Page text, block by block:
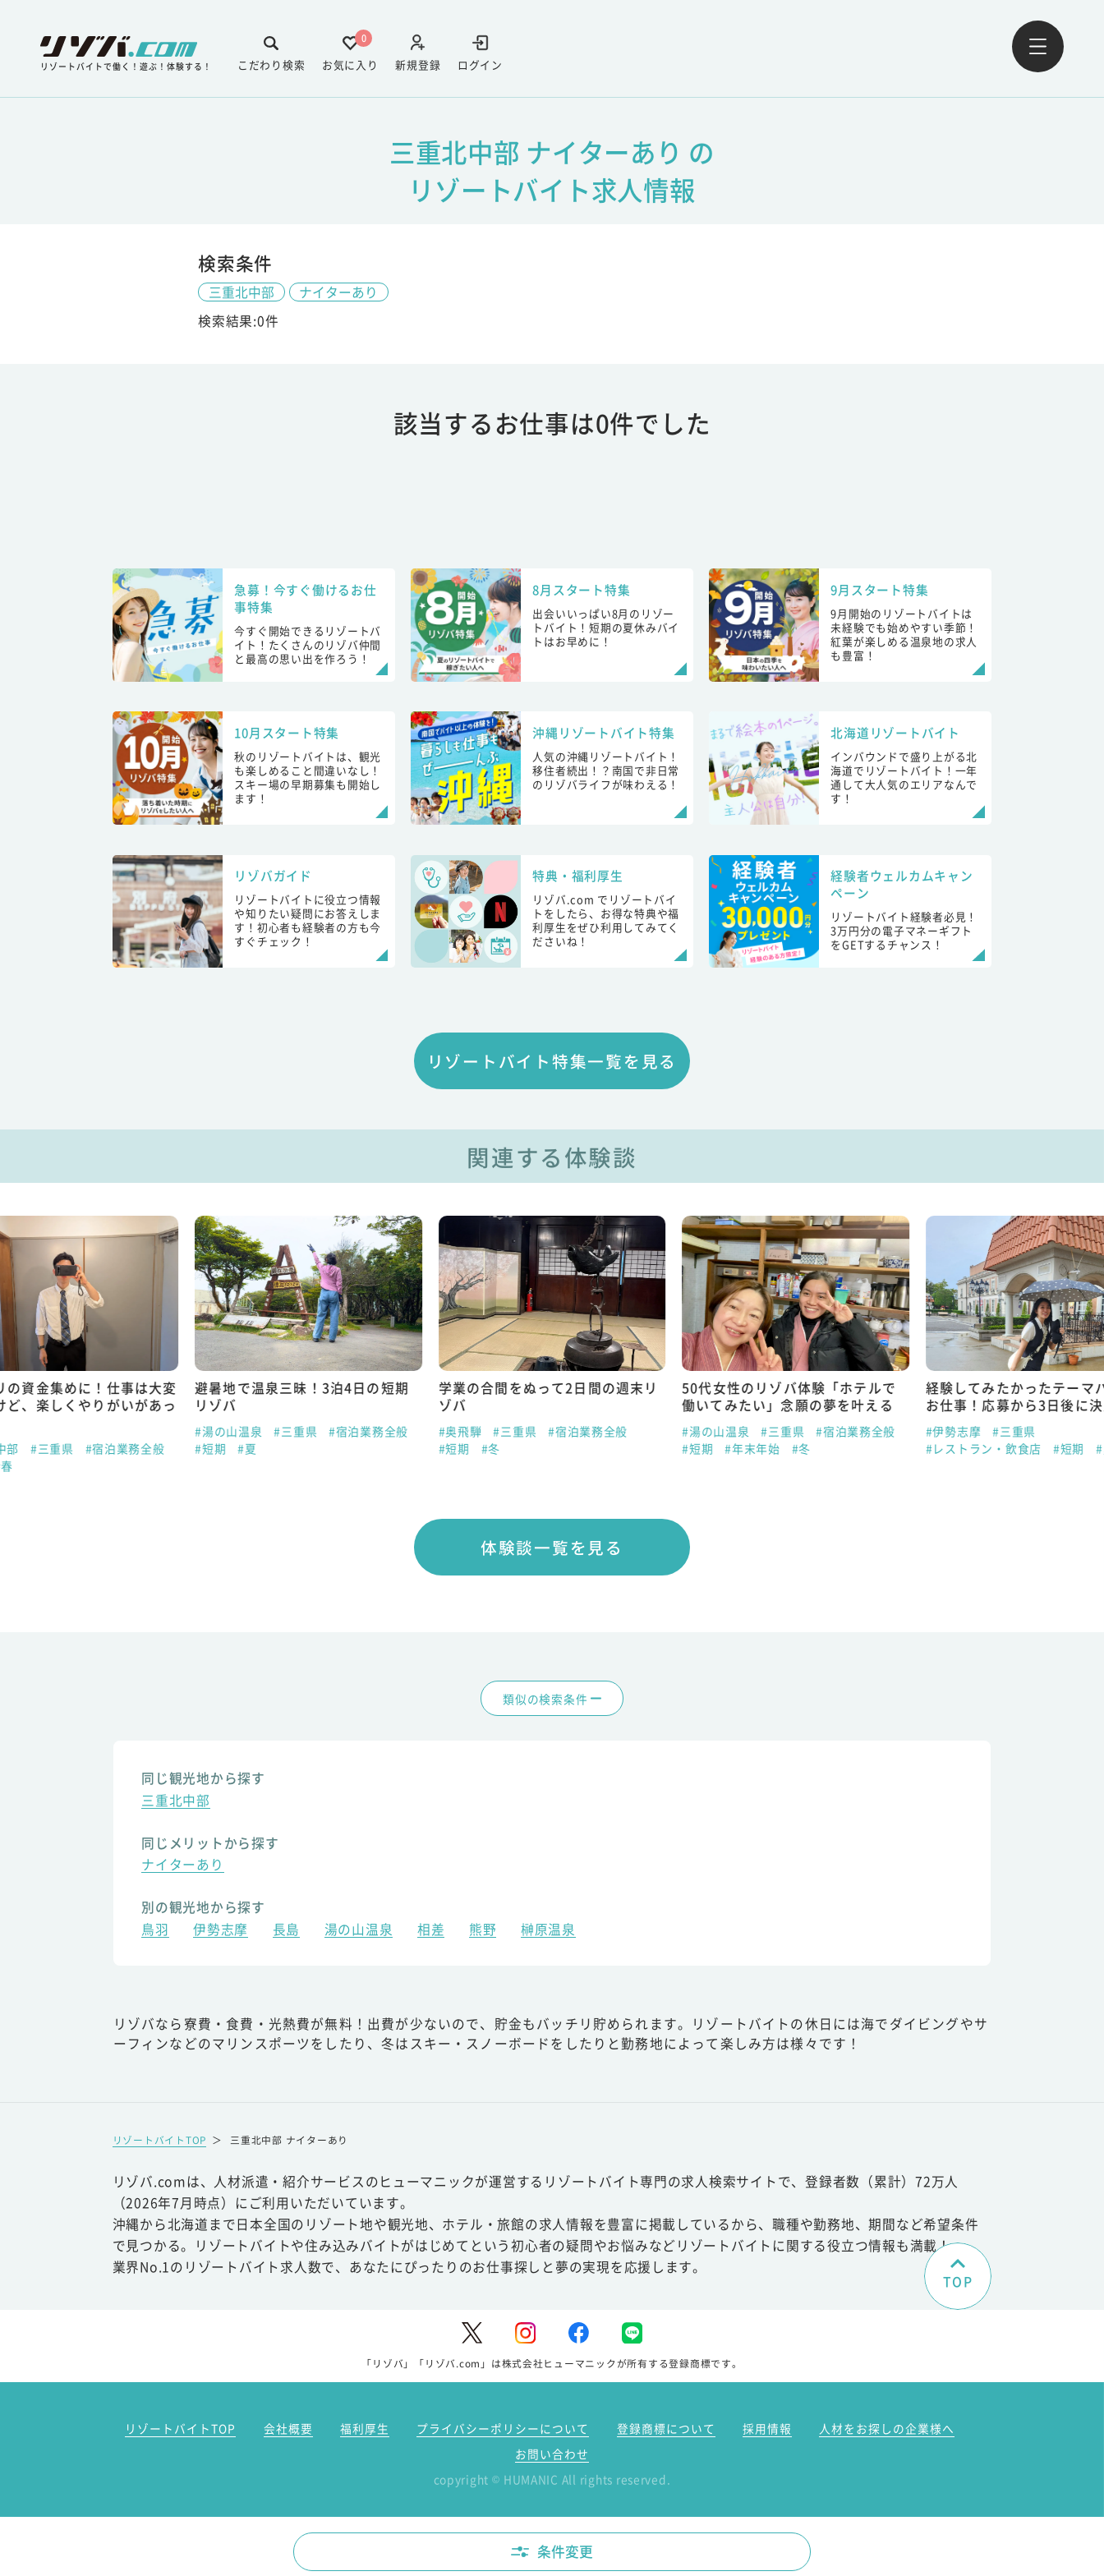
リゾートバイトで働く！遊ぶ！体験する！ ログイン
新規登録
0
お気に入り
こだわり検索
三重北中部 ナイターあり の
リゾートバイト求人情報
検索条件
三重北中部
ナイターあり
検索結果:0件
該当するお仕事は0件でした
急募！今すぐ働けるお仕
事特集
今すぐ開始できるリゾートバ
イト！たくさんのリゾバ仲間
と最高の思い出を作ろう！
8月スタート特集
出会いいっぱい8月のリゾー
トバイト！短期の夏休みバイ
トはお早めに！
9月スタート特集
9月開始のリゾートバイトは
未経験でも始めやすい季節！
紅葉が楽しめる温泉地の求人
も豊富！
10月スタート特集
秋のリゾートバイトは、観光
も楽しめること間違いなし！
スキー場の早期募集も開始し
ます！
沖縄リゾートバイト特集
人気の沖縄リゾートバイト！
移住者続出！？南国で非日常
のリゾバライフが味わえる！
北海道リゾートバイト
インバウンドで盛り上がる北
海道でリゾートバイト！一年
通して大人気のエリアなんで
す！
リゾバガイド
リゾートバイトに役立つ情報
や知りたい疑問にお答えしま
す！初心者も経験者の方も今
すぐチェック！
特典・福利厚生
リゾバ.com でリゾートバイ
トをしたら、お得な特典や福
利厚生をぜひ利用してみてく
ださいね！
経験者ウェルカムキャン
ペーン
リゾートバイト経験者必見！
3万円分の電子マネーギフト
をGETするチャンス！
リゾートバイト特集一覧を見る
関連する体験談
の資金集めに！仕事は大変
ど、楽しくやりがいがあっ
部 #三重県
#宿泊業務全般
避暑地で温泉三昧！3泊4日の短期
リゾバ
#湯の山温泉 #三重県
#宿泊業務全般
#短期
#夏
学業の合間をぬって2日間の週末リ
ゾバ
#奥飛騨 #三重県
#宿泊業務全般
#短期
#冬
50代女性のリゾバ体験「ホテルで
働いてみたい」念願の夢を叶える
#湯の山温泉 #三重県
#宿泊業務全般
#短期
#年末年始 #冬
経験してみたかったテーマ
お仕事！応募から3日後に
#伊勢志摩
#三重県
#レストラン・飲食店
#短期
体験談一覧を見る
類似の検索条件
同じ観光地から探す
三重北中部
同じメリットから探す
ナイターあり
別の観光地から探す
鳥羽
伊勢志摩 長島 湯の山温泉 相差 熊野 榊原温泉
リゾバなら寮費・食費・光熱費が無料！出費が少ないので、貯金もバッチリ貯められます。リゾートバイトの休日には海でダイビングやサ
ーフィンなどのマリンスポーツをしたり、冬はスキー・スノーボードをしたりと勤務地によって楽しみ方は様々です！
リゾートバイトTOP ＞ 三重北中部 ナイターあり
リゾバ.comは、人材派遣・紹介サービスのヒューマニックが運営するリゾートバイト専門の求人検索サイトで、登録者数（累計）72万人
（2026年7月時点）にご利用いただいています。
沖縄から北海道まで日本全国のリゾート地や観光地、ホテル・旅館の求人情報を豊富に掲載しているから、職種や勤務地、期間など希望条件
で見つかる。リゾートバイトや住み込みバイトがはじめてという初心者の疑問やお悩みなどリゾートバイトに関する役立つ情報も満載！
業界No.1のリゾートバイト求人数で、あなたにぴったりのお仕事探しと夢の実現を応援します。
TOP
「リゾバ」「リゾバ.com」は株式会社ヒューマニックが所有する登録商標です。
リゾートバイトTOP 会社概要 福利厚生 プライバシーポリシーについて 登録商標について 採用情報
人材をお探しの企業様へ
お問い合わせ
copyright © HUMANIC All rights reserved.
条件変更